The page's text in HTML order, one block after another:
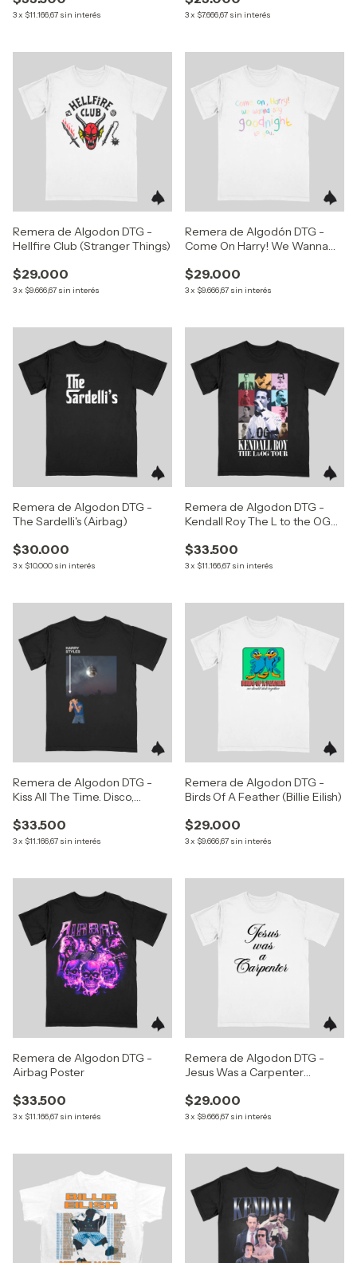
3x $11.166,67 sin interés 3x $7.666,67 sin interés
Remera de Algodon DTG -
Hellfire Club (Stranger Things)
$29.000
3x $9.666,67 sin interés
Remera de Algodón DTG -
Come On Harry! We Wanna
Styles)
$29.000
3x $9.666,67 sin interés
Remera de Algodon DTG -
The Sardelli's (Airbag)
$30.000
3x $10.000 sin interés
Remera de Algodon DTG -
Kendall Roy The L to the OG
$33.500
3x $11.166,67 sin interés
Remera de Algodon DTG -
Kiss All The Time. Disco,
$33.500
3x $11.166,67 sin interés
Remera de Algodon DTG -
Birds Of A Feather (Billie Eilish)
$29.000
3x $9.666,67 sin interés
Remera de Algodon DTG -
Airbag Poster
$33.500
3x $11.166,67 sin interés
Remera de Algodon DTG -
Jesus Was a Carpenter
$29.000
3x $9.666,67 sin interés